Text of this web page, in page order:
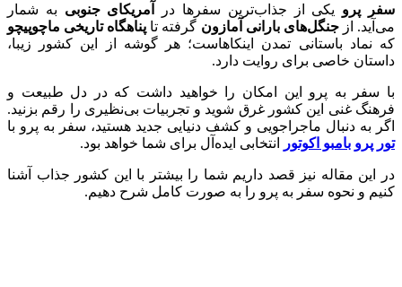
سفر پرو یکی از جذاب‌ترین سفرها در آمریکای جنوبی به شمار
می‌آید. ازجنگل‌‌های بارانی آمازون گرفته تا پناهگاه تاریخی ماچوپیچو
که نماد باستانی تمدن اینکاهاست؛ هر گوشه از این کشور زیبا،
داستان خاصی برای روایت دارد.
با سفر به پرو این امکان را خواهید داشت که در دل طبیعت و
فرهنگ غنی این کشور غرق شوید و تجربیات بی‌نظیری را رقم بزنید.
اگر به دنبال ماجراجویی و کشف دنیایی جدید هستید، سفر به پرو با
تور پرو بامبو اکوتور انتخابی ایده‌آل برای شما خواهد بود.
در این مقاله نیز قصد داریم شما را بیشتر با این کشور جذاب آشنا
کنیم و نحوه سفر به پرو را به صورت کامل شرح دهیم.